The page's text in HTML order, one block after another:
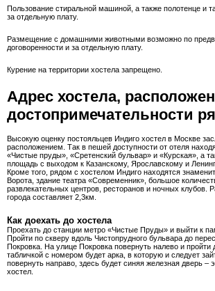
Пользование стиральной машиной, а также полотенце и
за отдельную плату.
Размещение с домашними животными возможно по
договоренности и за отдельную плату.
Курение на территории хостела запрещено.
Адрес хостела,
достопримечательности
Высокую оценку постояльцев Индиго хостел в Москве
расположением. Так в пешей доступности от отеля
«Чистые пруды», «Сретенский бульвар» и «Курская», а
площадь с выходом к Казанскому, Ярославскому и
Кроме того, рядом с хостелом Индиго находятся
Ворота, здание театра «Современник», большое
развлекательных центров, ресторанов и ночных клубов.
города составляет 2,3км.
Как доехать до хостела
Проехать до станции метро «Чистые Пруды» и выйти к
Пройти по скверу вдоль Чистопрудного бульвара до
Покровка. На улице Покровка повернуть налево и
табличкой с номером будет арка, в которую и следует
повернуть направо, здесь будет синяя железная дверь –
хостел.